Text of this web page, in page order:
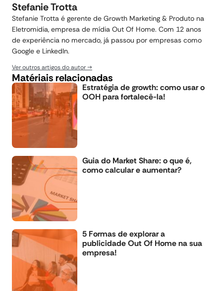
Stefanie Trotta
Stefanie Trotta é gerente de Growth Marketing & Produto na
Eletromidia, empresa de mídia Out Of Home. Com 12 anos
de experiência no mercado, já passou por empresas como
Google e LinkedIn.
Ver outros artigos do autor
Matériais relacionadas
Estratégia de growth: como usar o
OOH para fortalecê-la!
Guia do Market Share: o que é,
como calcular e aumentar?
5 Formas de explorar a
publicidade Out Of Home na sua
empresa!